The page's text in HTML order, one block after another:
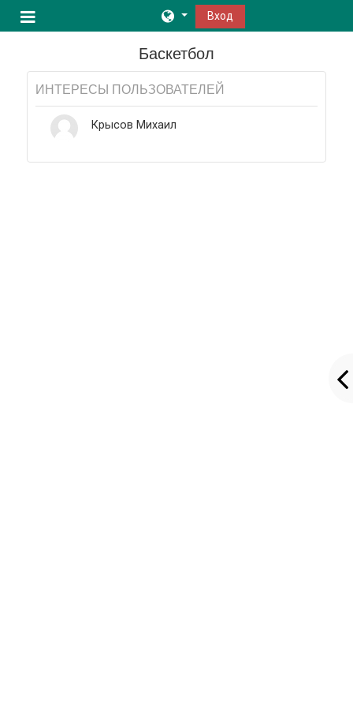
Боковая панель
Вход
Баскетбол
ИНТЕРЕСЫ ПОЛЬЗОВАТЕЛЕЙ
Крысов Михаил